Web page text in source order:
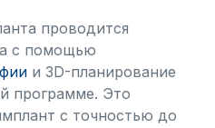
проводится
с помощью
и 3D-планирование
программе. Это
с точностью до